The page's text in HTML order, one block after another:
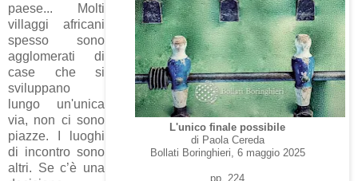
L'unico finale possibile
di Paola Cereda
Bollati Boringhieri, 6 maggio 2025
pp. 224
paese... Molti
villaggi africani
spesso sono
agglomerati di
case che si
sviluppano
lungo un'unica
via, non ci sono
piazze. I luoghi
di incontro sono
altri. Se c’è una